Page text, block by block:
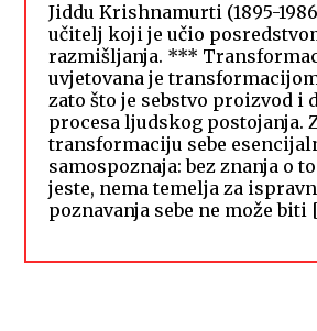
Jiddu Krishnamurti (1895-
učitelj koji je učio
razmišljanja. ***
uvjetovana je
zato što je sebstvo proizvod i
procesa ljudskog postojanja.
transformaciju sebe
samospoznaja: bez znanja o
jeste, nema temelja za
poznavanja sebe ne može biti